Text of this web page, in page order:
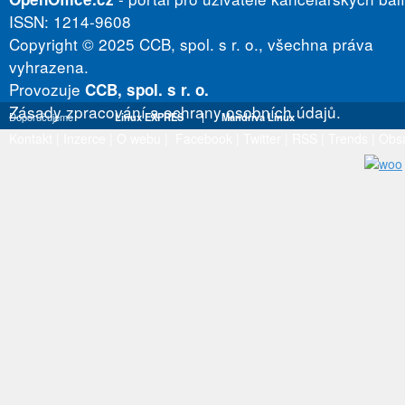
ISSN: 1214-9608
Copyright © 2025 CCB, spol. s r. o., všechna práva
vyhrazena.
Provozuje CCB, spol. s r. o.
Zásady zpracování a ochrany osobních údajů.
Doporučujeme Linux EXPRES | Mandriva Linux